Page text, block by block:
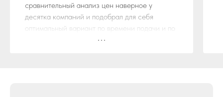
сравнительный анализ цен наверное у
десятка компаний и подобрал для себя
оптимальный вариант по времени подачи и по
стоимости. Остановился на службе эвакуации